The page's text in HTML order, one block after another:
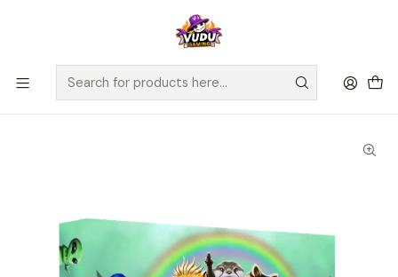
🚀 ¡Despachamos a todo Chile! Envío GRATIS a Regiones sobre
$100.000 y a RM sobre $35.000
Home Juegos de Mesa Editorial Salta Pal Lao
Tartapies: Aventura en Granalianza - Español